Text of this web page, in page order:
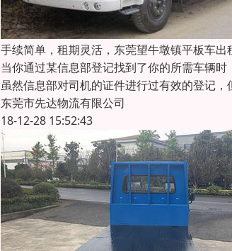
手续简单，租期灵活，东莞望牛墩镇平板车出
当你通过某信息部登记找到了你的所需车辆
虽然信息部对司机的证件进行过有效的登记
东莞市先达物流有限公司
18-12-28 15:52:43